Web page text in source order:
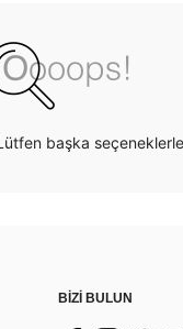
başka
BİZİ BULUN